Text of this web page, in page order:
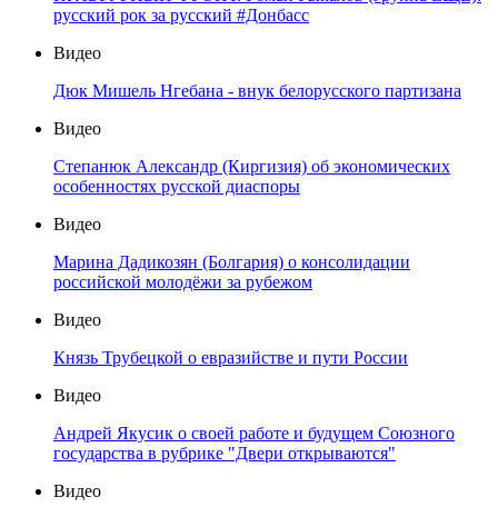
русский рок за русский #Донбасс
Видео
Дюк Мишель Нгебана - внук белорусского партизана
Видео
Степанюк Александр (Киргизия) об экономических
особенностях русской диаспоры
Видео
Марина Дадикозян (Болгария) о консолидации
российской молодёжи за рубежом
Видео
Князь Трубецкой о евразийстве и пути России
Видео
Андрей Якусик о своей работе и будущем Союзного
государства в рубрике "Двери открываются"
Видео